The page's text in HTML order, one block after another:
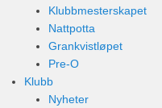
Klubbmesterskapet
Nattpotta
Grankvistløpet
Pre-O
Klubb
Nyheter